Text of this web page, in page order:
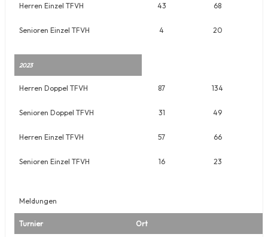
Herren Einzel TFVH 43 68
Senioren Einzel TFVH 4 20
2023
Herren Doppel TFVH 87 134
Senioren Doppel TFVH 31 49
Herren Einzel TFVH 57 66
Senioren Einzel TFVH 16 23
Meldungen
Turnier Ort